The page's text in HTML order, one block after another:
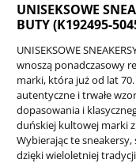
UNISEKSOWE
BUTY (K192495-
UNISEKSOWE
wnoszą ponadczasowy
marki, która już od lat
autentyczne i trwałe
dopasowania i
duńskiej kultowej marki
Wybierając te
dzięki wieloletniej